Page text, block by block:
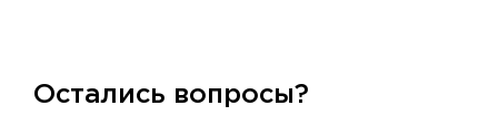
Остались вопросы?